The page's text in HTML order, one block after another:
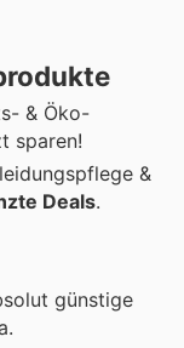
& Öko-
sparen!
&
Deals.
günstige